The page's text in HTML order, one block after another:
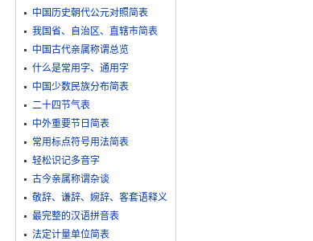
中国历史朝代公元对照简表
我国省、自治区、直辖市简表
中国古代亲属称谓总览
什么是常用字、通用字
中国少数民族分布简表
二十四节气表
中外重要节日简表
常用标点符号用法简表
轻松识记多音字
古今亲属称谓杂谈
敬​辞​、​谦​辞​、​婉​辞​、​客​套​语​释​义
最完整的汉语拼音表
法定计量单位简表